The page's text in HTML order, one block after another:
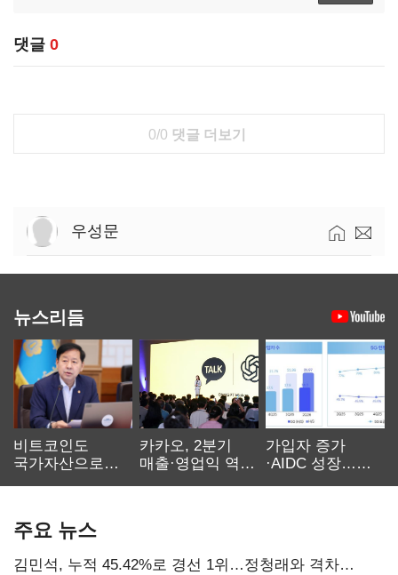
댓글 0
0/0 댓글 더보기
우성문
뉴스리듬
비트코인도
국가자산으로…'
카카오, 2분기
매출·영업익 역대
가입자 증가
·AIDC 성장…
주요 뉴스
김민석, 누적 45.42%로 경선 1위…정청래와 격차